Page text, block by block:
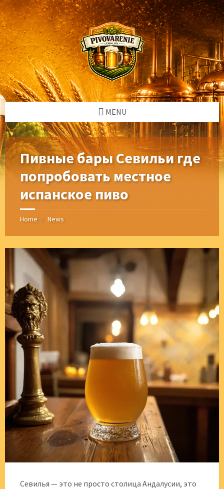
Skip
to
content
Skip
to
left
sidebar
Skip
to
right
sidebar
Skip
to
footer
MENU
Пивные бары Севильи где
попробовать местное
испанское пиво
Home / News
Севилья — это не просто столица Андалусии, это